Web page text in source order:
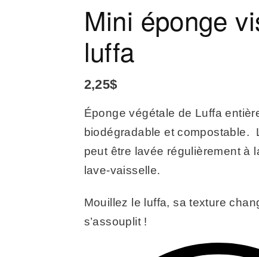
Mini éponge
luffa
2,25$
Éponge végétale de Luffa
biodégradable et compostable.
peut être lavée régulièrement à
lave-vaisselle.
Mouillez le luffa, sa texture
s’assouplit !